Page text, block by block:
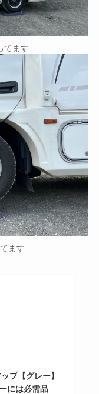
てます
ます
プ【グレー】
には必需品